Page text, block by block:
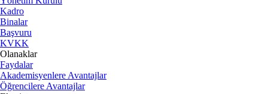
Kadro
Binalar
Başvuru
KVKK
Olanaklar
Faydalar
Akademisyenlere Avantajlar
Öğrencilere Avantajlar